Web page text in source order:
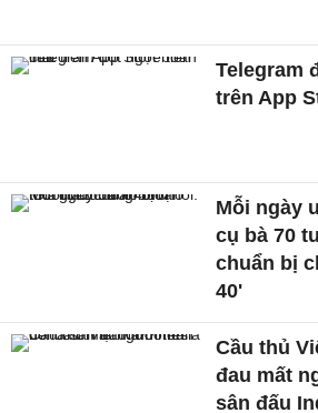
Telegram
trên App
Mỗi ngày
cụ bà 70
chuẩn bị
40'
Cầu thủ
đau mất
sân đấu